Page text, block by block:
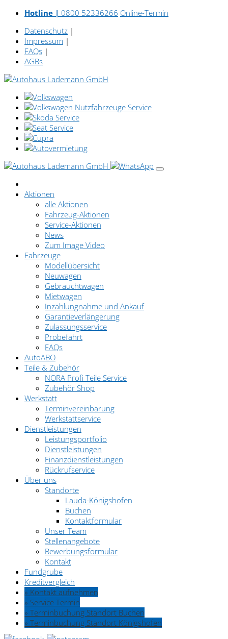
Hotline | 0800 52336266 Online-Termin
Datenschutz |
Impressum |
FAQs |
AGBs
Aktionen
alle Aktionen
Fahrzeug-Aktionen
Service-Aktionen
News
Zum Image Video
Fahrzeuge
Modellübersicht
Neuwagen
Gebrauchtwagen
Mietwagen
Inzahlungnahme und Ankauf
Garantieverlängerung
Zulassungsservice
Probefahrt
FAQs
AutoABO
Teile & Zubehör
NORA Profi Teile Service
Zubehör Shop
Werkstatt
Terminvereinbarung
Werkstattservice
Dienstleistungen
Leistungsportfolio
Dienstleistungen
Finanzdienstleistungen
Rückrufservice
Über uns
Standorte
Lauda-Königshofen
Buchen
Kontaktformular
Unser Team
Stellenangebote
Bewerbungsformular
Kontakt
Fundgrube
Kreditvergleich
» Kontakt aufnehmen
» Service Termin
» Terminbuchung Standort Buchen
» Terminbuchung Standort Königshofen